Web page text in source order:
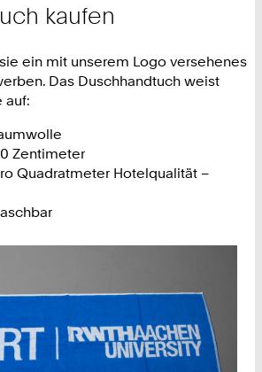
kaufen
ein mit unserem Logo versehenes
Das Duschhandtuch weist
auf:
Zentimeter
Quadratmeter Hotelqualität –